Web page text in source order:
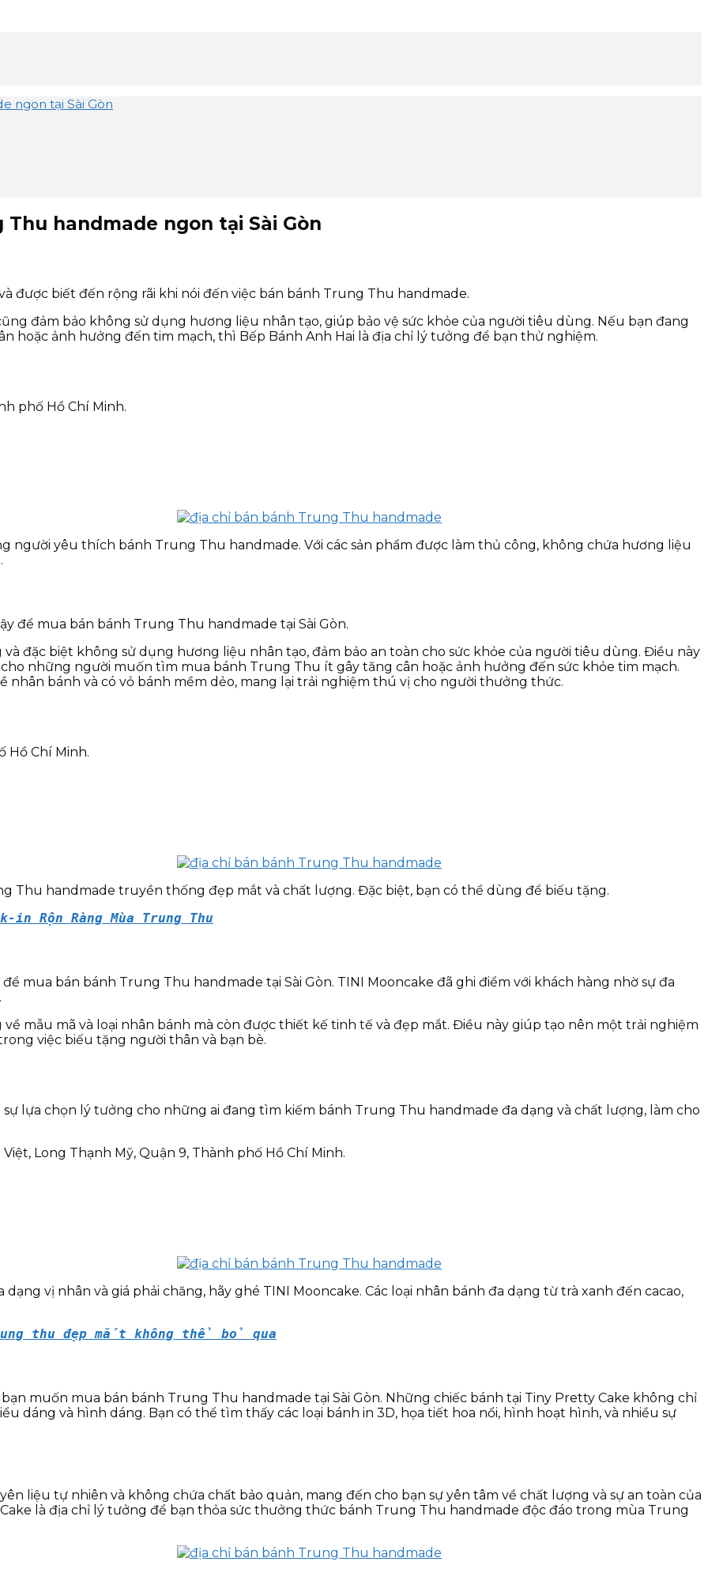
ngon tại Sài Gòn
handmade ngon tại Sài Gòn
được biết đến rộng rãi khi nói đến việc bán bánh Trung Thu handmade.
đảm bảo không sử dụng hương liệu nhân tạo, giúp bảo vệ sức khỏe của người tiêu dùng. Nếu bạn đang
hoặc ảnh hưởng đến tim mạch, thì Bếp Bánh Anh Hai là địa chỉ lý tưởng để bạn thử nghiệm.
phố Hồ Chí Minh.
người yêu thích bánh Trung Thu handmade. Với các sản phẩm được làm thủ công, không chứa hương liệu
để mua bán bánh Trung Thu handmade tại Sài Gòn.
và đặc biệt không sử dụng hương liệu nhân tạo, đảm bảo an toàn cho sức khỏe của người tiêu dùng. Điều này
cho những người muốn tìm mua bánh Trung Thu ít gây tăng cân hoặc ảnh hưởng đến sức khỏe tim mạch.
nhân bánh và có vỏ bánh mềm dẻo, mang lại trải nghiệm thú vị cho người thưởng thức.
Hồ Chí Minh.
Thu handmade truyền thống đẹp mắt và chất lượng. Đặc biệt, bạn có thể dùng để biếu tặng.
Rộn Ràng Mùa Trung Thu
mua bán bánh Trung Thu handmade tại Sài Gòn. TINI Mooncake đã ghi điểm với khách hàng nhờ sự đa
mẫu mã và loại nhân bánh mà còn được thiết kế tinh tế và đẹp mắt. Điều này giúp tạo nên một trải nghiệm
việc biếu tặng người thân và bạn bè.
sự lựa chọn lý tưởng cho những ai đang tìm kiếm bánh Trung Thu handmade đa dạng và chất lượng, làm cho
Long Thạnh Mỹ, Quận 9, Thành phố Hồ Chí Minh.
vị nhân và giá phải chăng, hãy ghé TINI Mooncake. Các loại nhân bánh đa dạng từ trà xanh đến cacao,
thu đẹp mắt không thể bỏ qua
muốn mua bán bánh Trung Thu handmade tại Sài Gòn. Những chiếc bánh tại Tiny Pretty Cake không chỉ
dáng và hình dáng. Bạn có thể tìm thấy các loại bánh in 3D, họa tiết hoa nổi, hình hoạt hình, và nhiều sự
liệu tự nhiên và không chứa chất bảo quản, mang đến cho bạn sự yên tâm về chất lượng và sự an toàn của
là địa chỉ lý tưởng để bạn thỏa sức thưởng thức bánh Trung Thu handmade độc đáo trong mùa Trung